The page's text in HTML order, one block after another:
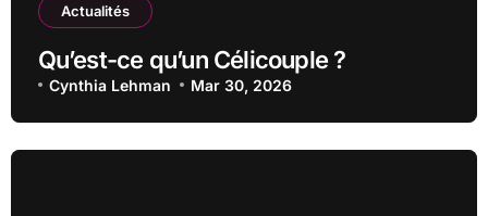
Actualités
Qu’est-ce qu’un Célicouple ?
Cynthia Lehman Mar 30, 2026